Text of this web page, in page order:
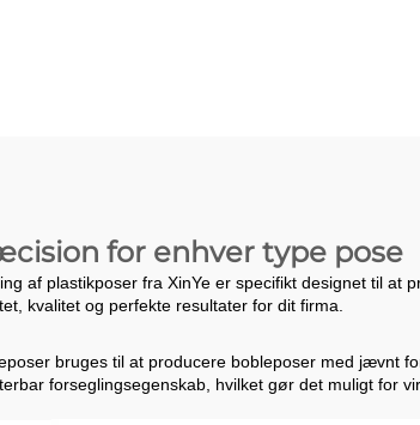
for enhver type pose
af plastikposer fra XinYe er specifikt designet til at
kvalitet og perfekte resultater for dit firma.
bruges til at producere bobleposer med jævnt
forseglingsegenskab, hvilket gør det muligt for